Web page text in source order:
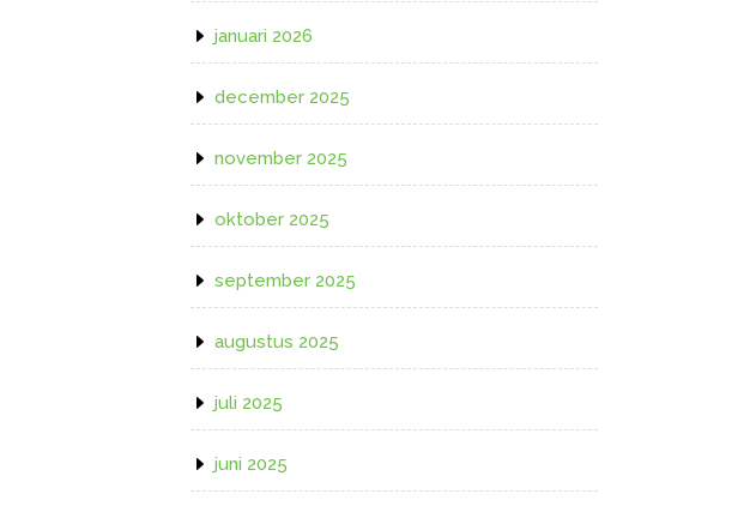
januari 2026
december 2025
november 2025
oktober 2025
september 2025
augustus 2025
juli 2025
juni 2025